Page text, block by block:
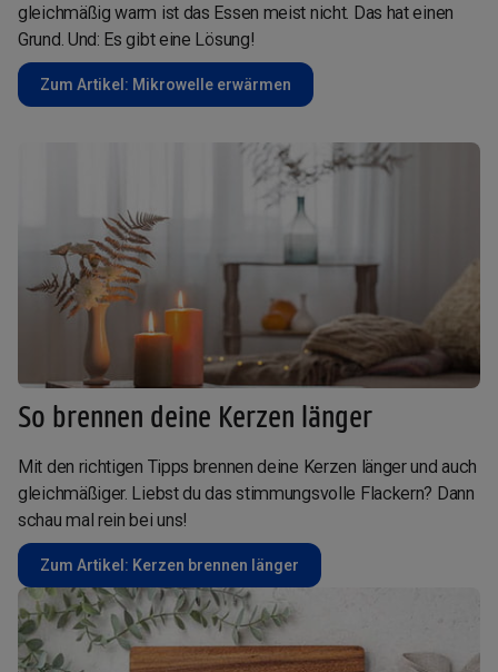
gleichmäßig warm ist das Essen meist nicht. Das hat einen
Grund. Und: Es gibt eine Lösung!
Zum Artikel: Mikrowelle erwärmen
So brennen deine Kerzen länger
Mit den richtigen Tipps brennen deine Kerzen länger und auch
gleichmäßiger. Liebst du das stimmungsvolle Flackern? Dann
schau mal rein bei uns!
Zum Artikel: Kerzen brennen länger